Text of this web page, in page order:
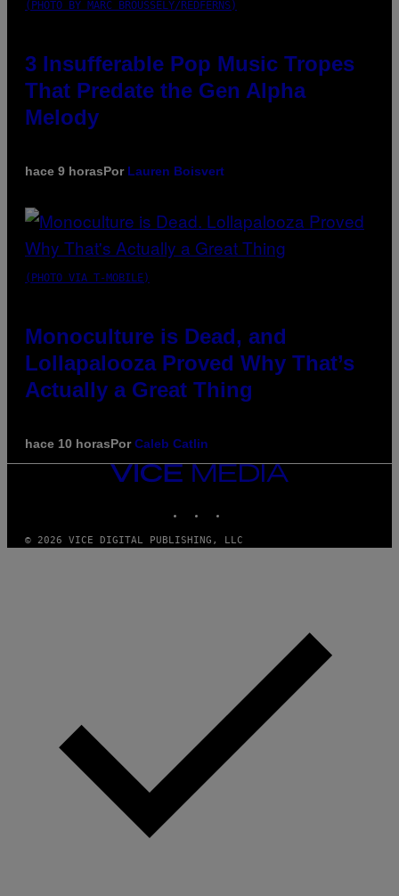
(PHOTO BY MARC BROUSSELY/REDFERNS)
3 Insufferable Pop Music Tropes
That Predate the Gen Alpha
Melody
hace 9 horasPor Lauren Boisvert
(PHOTO VIA T-MOBILE)
Monoculture is Dead, and
Lollapalooza Proved Why That’s
Actually a Great Thing
hace 10 horasPorCaleb Catlin
VICE
© 2026 VICE DIGITAL PUBLISHING, LLC